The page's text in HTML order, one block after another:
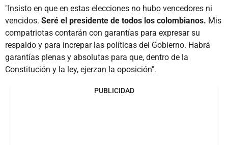
"Insisto en que en estas elecciones no hubo vencedores ni
vencidos. Seré el presidente de todos los colombianos. Mis
compatriotas contarán con garantías para expresar su
respaldo y para increpar las políticas del Gobierno. Habrá
garantías plenas y absolutas para que, dentro de la
Constitución y la ley, ejerzan la oposición".
PUBLICIDAD